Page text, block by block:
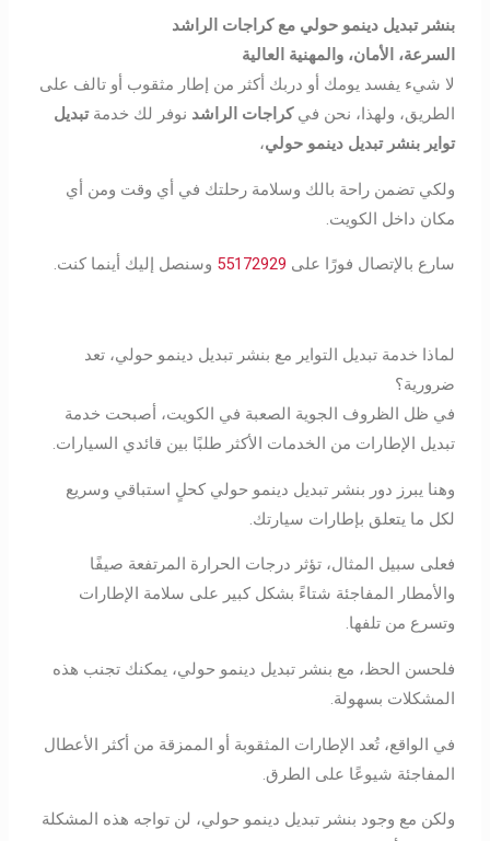
بنشر تبديل دينمو حولي مع كراجات الراشد
السرعة، الأمان، والمهنية العالية
لا شيء يفسد يومك أو دربك أكثر من إطار مثقوب أو تالف على
الطريق، ولهذا، نحن فيكراجات الراشد نوفر لك خدمةتبديل
تواير بنشر تبديل دينمو حولي،
ولكي تضمن راحة بالك وسلامة رحلتك في أي وقت ومن أي
مكان داخل الكويت.
سارع بالإتصال فورًا على 55172929 وسنصل إليك أينما كنت.
لماذا خدمة تبديل التواير مع بنشر تبديل دينمو حولي، تعد
ضرورية؟
في ظل الظروف الجوية الصعبة في الكويت، أصبحت خدمة
تبديل الإطارات من الخدمات الأكثر طلبًا بين قائدي السيارات.
وهنا يبرز دور بنشر تبديل دينمو حولي كحلٍ استباقي وسريع
لكل ما يتعلق بإطارات سيارتك.
فعلى سبيل المثال، تؤثر درجات الحرارة المرتفعة صيفًا
والأمطار المفاجئة شتاءً بشكل كبير على سلامة الإطارات
وتسرع من تلفها.
فلحسن الحظ، مع بنشر تبديل دينمو حولي، يمكنك تجنب هذه
المشكلات بسهولة.
في الواقع، تُعد الإطارات المثقوبة أو الممزقة من أكثر الأعطال
المفاجئة شيوعًا على الطرق.
ولكن مع وجود بنشر تبديل دينمو حولي، لن تواجه هذه المشكلة